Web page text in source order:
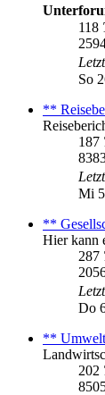
118
So
**
187
Mi
**
Hier kann
287
Do
** Umwelt
202